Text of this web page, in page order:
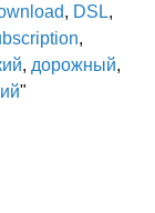
, DSL,
,
, дорожный,
"